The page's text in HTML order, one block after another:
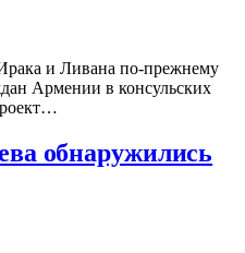
и Ливана по-прежнему
Армении в консульских
обнаружились